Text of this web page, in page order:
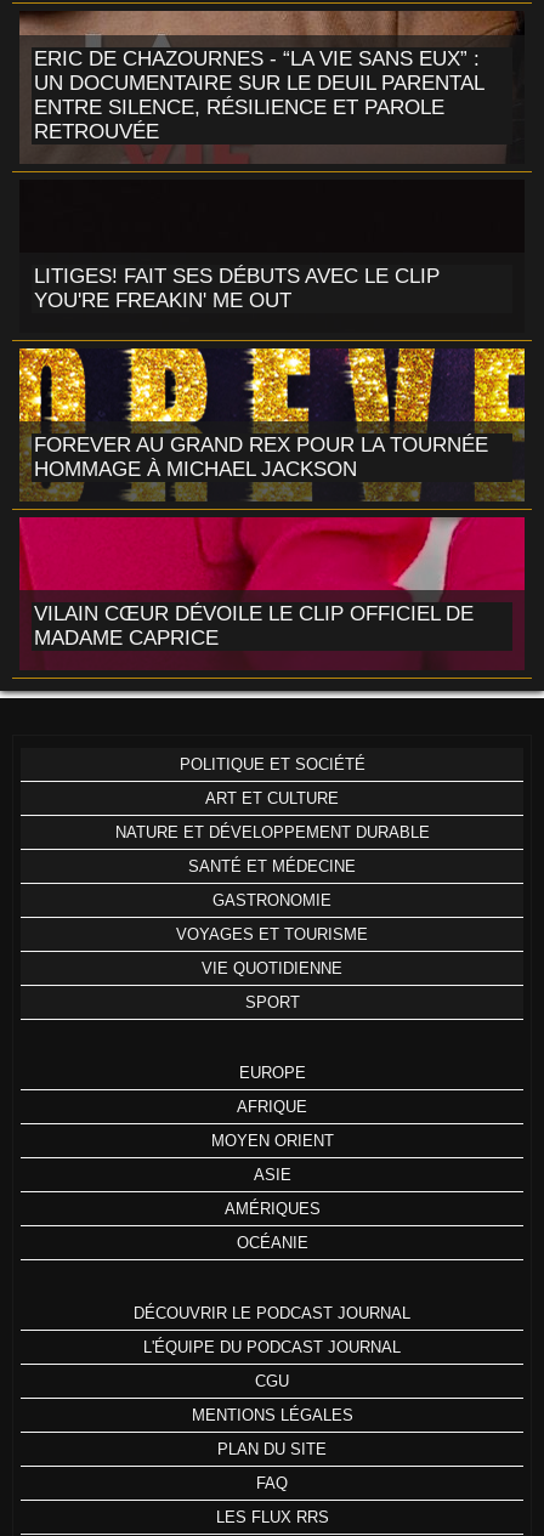
ERIC DE CHAZOURNES - “LA VIE SANS EUX” :
UN DOCUMENTAIRE SUR LE DEUIL PARENTAL
ENTRE SILENCE, RÉSILIENCE ET PAROLE
RETROUVÉE
LITIGES! FAIT SES DÉBUTS AVEC LE CLIP
YOU'RE FREAKIN' ME OUT
FOREVER AU GRAND REX POUR LA TOURNÉE
HOMMAGE À MICHAEL JACKSON
VILAIN CŒUR DÉVOILE LE CLIP OFFICIEL DE
MADAME CAPRICE
POLITIQUE ET SOCIÉTÉ
ART ET CULTURE
NATURE ET DÉVELOPPEMENT DURABLE
SANTÉ ET MÉDECINE
GASTRONOMIE
VOYAGES ET TOURISME
VIE QUOTIDIENNE
SPORT
EUROPE
AFRIQUE
MOYEN ORIENT
ASIE
AMÉRIQUES
OCÉANIE
DÉCOUVRIR LE PODCAST JOURNAL
L'ÉQUIPE DU PODCAST JOURNAL
CGU
MENTIONS LÉGALES
PLAN DU SITE
FAQ
LES FLUX RRS